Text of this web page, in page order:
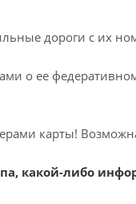
дороги с их
о ее
карты!
какой-либо